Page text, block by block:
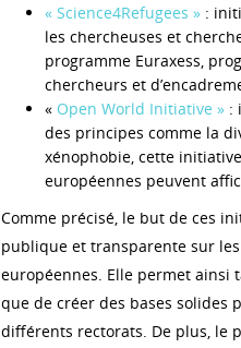
« Science4Refugees »:
les chercheuses et
programme Euraxess,
chercheurs et
«Open World Initiative »:
des principes comme la
xénophobie, cette
européennes peuvent
Comme précisé, le but de ces
publique et transparente sur
européennes. Elle permet ainsi
que de créer des bases solides
différents rectorats. De plus, le